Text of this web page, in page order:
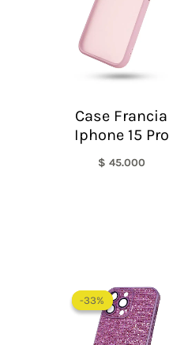
Case Francia
Iphone 15 Pro
$ 45.000
-33%
-33%
precio
original
era:
$ 60.000.